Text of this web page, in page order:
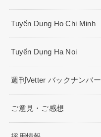
Tuyển Dụng Ho Chi Minh
Tuyển Dụng Ha Noi
週刊Vetter バックナンバー
ご意見・ご感想